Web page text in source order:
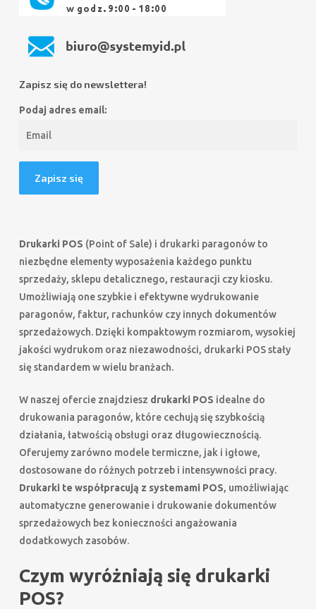
Zapisz się do newslettera!
Podaj adres email:
Drukarki POS (Point of Sale) i drukarki paragonów to
niezbędne elementy wyposażenia każdego punktu
sprzedaży, sklepu detalicznego, restauracji czy kiosku.
Umożliwiają one szybkie i efektywne wydrukowanie
paragonów, faktur, rachunków czy innych dokumentów
sprzedażowych. Dzięki kompaktowym rozmiarom, wysokiej
jakości wydrukom oraz niezawodności, drukarki POS stały
się standardem w wielu branżach.
W naszej ofercie znajdziesz drukarki POS idealne do
drukowania paragonów, które cechują się szybkością
działania, łatwością obsługi oraz długowiecznością.
Oferujemy zarówno modele termiczne, jak i igłowe,
dostosowane do różnych potrzeb i intensywności pracy.
Drukarki te współpracują z systemami POS, umożliwiając
automatyczne generowanie i drukowanie dokumentów
sprzedażowych bez konieczności angażowania
dodatkowych zasobów.
Czym wyróżniają się drukarki
POS?